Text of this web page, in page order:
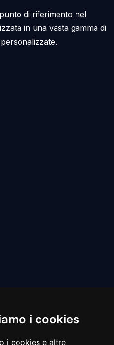
i cookies
i cookies e altre
di riferimento nel
in una vasta gamma di